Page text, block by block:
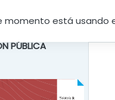
momento está usando
PÚBLICA